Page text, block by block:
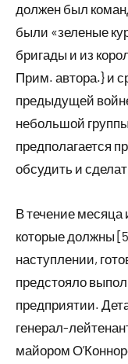
должен был
были «зеленые
бригады и из
Прим. автора.} и
предыдущей
небольшой
предполагается
обсудить и
В течение месяца
которые должны
наступлении,
предстояло
предприятии.
генерал-
майором